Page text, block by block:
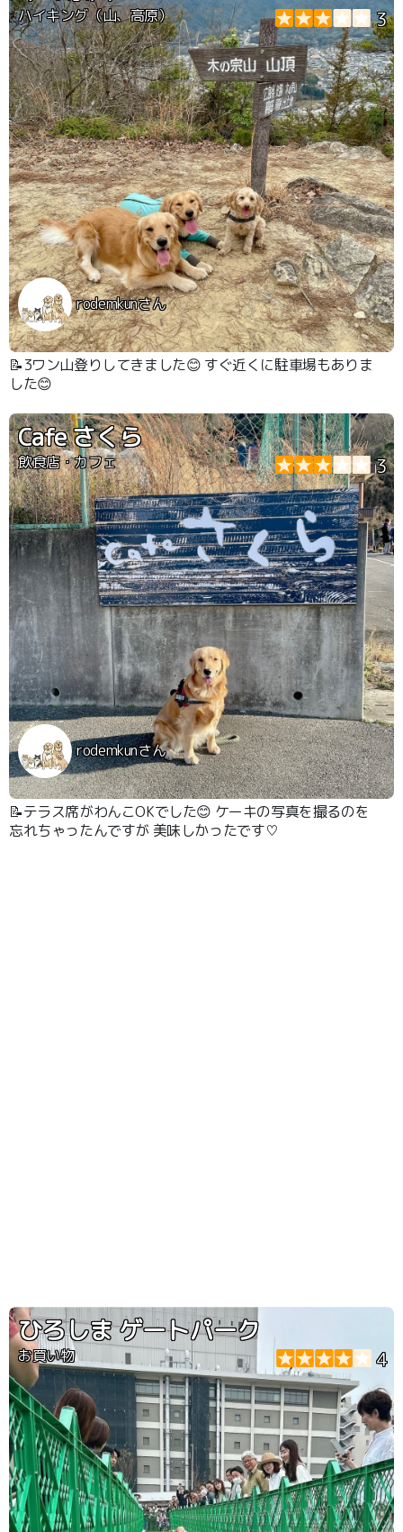
ハイキング（山、高原） 3
rodemkunさん
📝3ワン山登りしてきました😊 すぐ近くに駐車場もありま
した😊
Cafe さくら
飲食店・カフェ 3
rodemkunさん
📝テラス席がわんこOKでした😊 ケーキの写真を撮るのを
忘れちゃったんですが 美味しかったです♡
ひろしま ゲートパーク
お買い物 4